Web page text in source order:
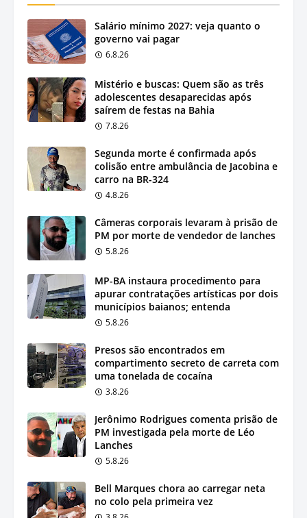
Salário mínimo 2027: veja quanto o
governo vai pagar
6.8.26
Mistério e buscas: Quem são as três
adolescentes desaparecidas após
saírem de festas na Bahia
7.8.26
Segunda morte é confirmada após
colisão entre ambulância de Jacobina e
carro na BR-324
4.8.26
Câmeras corporais levaram à prisão de
PM por morte de vendedor de lanches
5.8.26
MP-BA instaura procedimento para
apurar contratações artísticas por dois
municípios baianos; entenda
5.8.26
Presos são encontrados em
compartimento secreto de carreta com
uma tonelada de cocaína
3.8.26
Jerônimo Rodrigues comenta prisão de
PM investigada pela morte de Léo
Lanches
5.8.26
Bell Marques chora ao carregar neta
no colo pela primeira vez